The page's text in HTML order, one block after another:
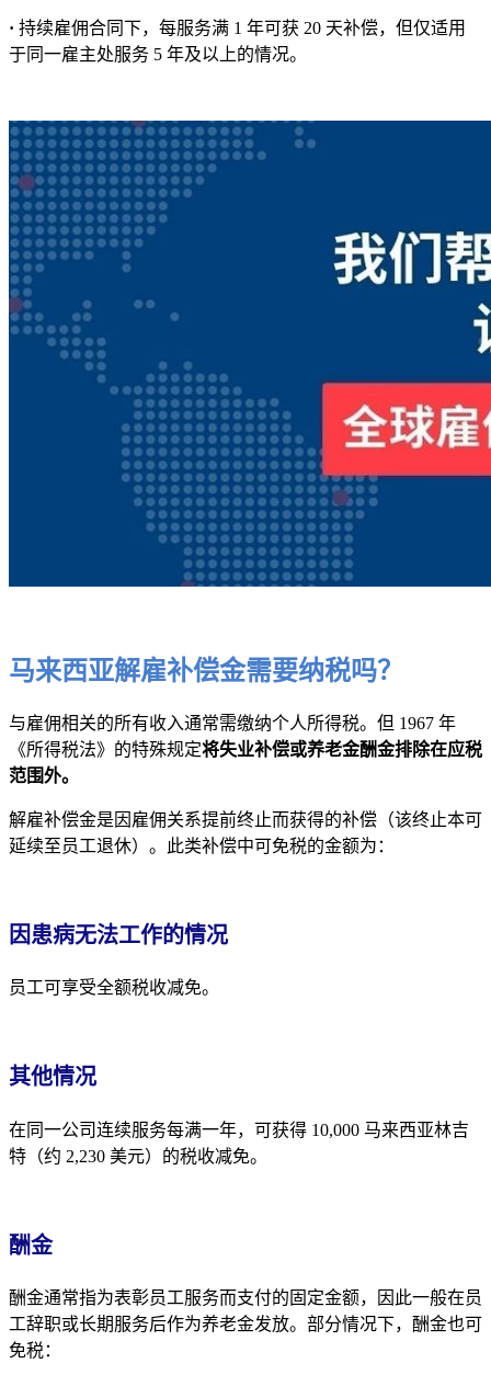
· 持续雇佣合同下，每服务满 1 年可获 20 天补偿，但仅适用
于同一雇主处服务 5 年及以上的情况。
马来西亚解雇补偿金需要纳税吗？
与雇佣相关的所有收入通常需缴纳个人所得税。但 1967 年
《所得税法》的特殊规定将失业补偿或养老金酬金排除在应税
范围外。
解雇补偿金是因雇佣关系提前终止而获得的补偿（该终止本可
延续至员工退休）。此类补偿中可免税的金额为：
因患病无法工作的情况
员工可享受全额税收减免。
其他情况
在同一公司连续服务每满一年，可获得 10,000 马来西亚林吉
特（约 2,230 美元）的税收减免。
酬金
酬金通常指为表彰员工服务而支付的固定金额，因此一般在员
工辞职或长期服务后作为养老金发放。部分情况下，酬金也可
免税：